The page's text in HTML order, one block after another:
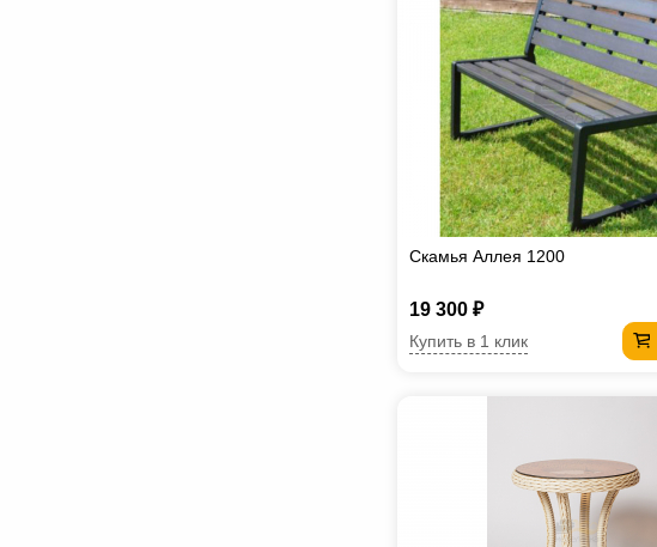
Скамья Аллея 1200
19 300 ₽
Купить в 1 клик